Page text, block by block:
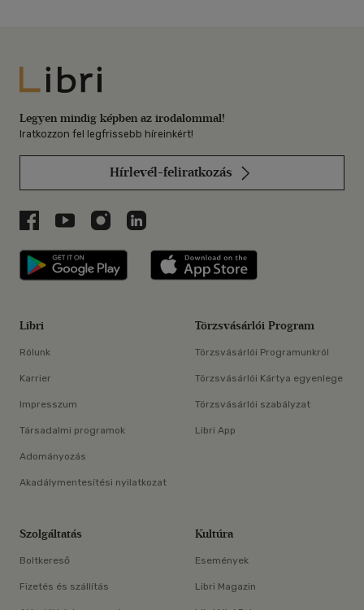
Libri
Legyen mindig képben az irodalommal!
Iratkozzon fel legfrissebb híreinkért!
Hírlevél-feliratkozás
Libri a Facebookon
Libri a Youtube-on
Libri az Instagramon
Libri a LinkedInen
Libri applikáció Szerezd meg: Google
Libri
Rólunk
Karrier
Impresszum
Társadalmi programok
Adományozás
Akadálymentesítési nyilatkozat
Törzsvásárlói Program
Törzsvásárlói Programunkról
Törzsvásárlói Kártya egyenlege
Törzsvásárlói szabályzat
Libri App
Szolgáltatás
Boltkereső
Fizetés és szállítás
Kultúra
Események
Libri Magazin